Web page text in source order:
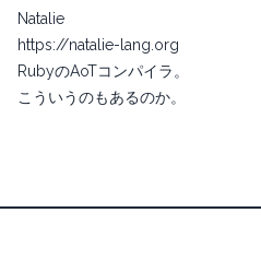
Natalie
https://natalie-lang.org
RubyのAoTコンパイラ。
こういうのもあるのか。